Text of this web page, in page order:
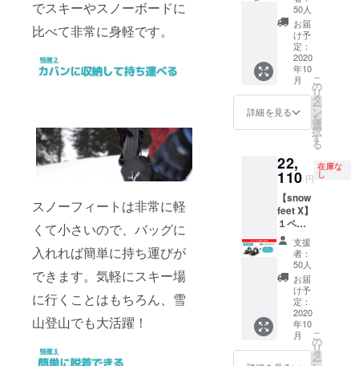
でスキーやスノーボードに
比べて非常に身軽です。
スノーフィートは非常に軽
くて小さいので、バッグに
入れれば簡単に持ち運びが
できます。気軽にスキー場
に行くことはもちろん、雪
山登山でも大活躍！
スペリ
エンス
会議で
のグ
ループ
レッス
ンのチ
ケット
です。
ラー選
択可
能）
レッス
ンチ
ケット
１枚 一
般価格
の２
０％オ
フ送料
レッス
ンチ
ケット
は２０
２１年
より開
催予定
snowfe
et体験
会にて
グルー
プレッ
スンが
で受け
られる
50人
お届
け予
定：
2020
年10
月
詳細を見る
こ
の
リ
タ
ー
ン
を
選
択
す
る
22,
110 円
在庫な
し
【snow
feet X】
１ペア
+ レッ
スンチ
ケット
１枚 一
般価格
の２
５％オ
フ送料
込み
レッス
支援
者：
50人
お届
け予
定：
2020
年10
月
こ
の
リ
タ
ー